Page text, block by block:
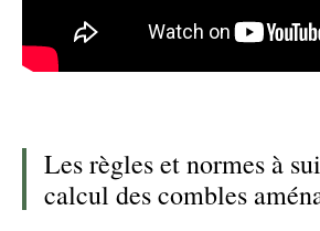
Les règles et normes à
calcul des combles